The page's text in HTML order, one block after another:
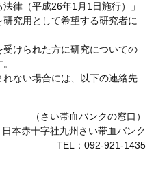
律（平成26年1月1日施行）」
究用として希望する研究者に
けられた方に研究についての
ない場合には、以下の連絡先
（さい帯血バンクの窓口）
日本赤十字社九州さい帯血バンク
TEL：092-921-1435